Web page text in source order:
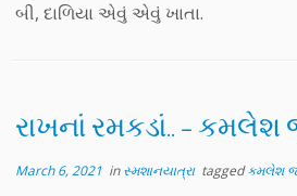
બી, દાળિયા એવું એવું ખાતા.
રાખનાં રમકડાં.. – કમલેશ
March 6, 2021 inસ્મશાનયાત્રા taggedકમલેશ